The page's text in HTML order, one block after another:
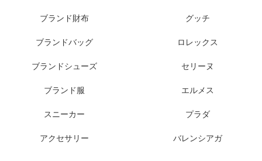
ブランド財布
ブランドバッグ
ブランドシューズ
ブランド服
スニーカー
アクセサリー
グッチ
ロレックス
セリーヌ
エルメス
プラダ
バレンシアガ